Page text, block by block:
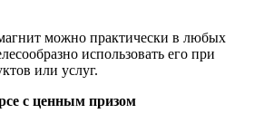
можно практически в любых
использовать его при
или услуг.
с ценным призом